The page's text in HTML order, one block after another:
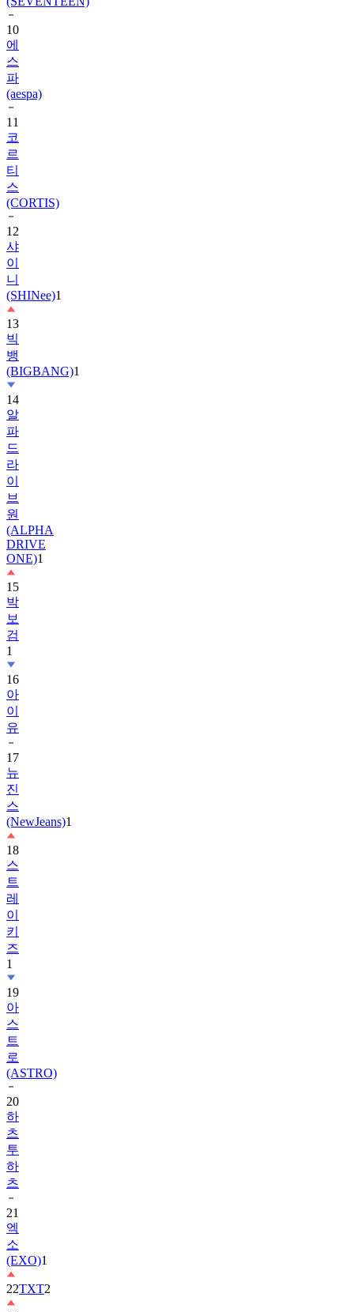
에
스
파
(aespa)
11
코
르
티
스
(CORTIS)
12
샤
이
니
(SHINee)
13
빅
뱅
(BIGBANG)
14
알
파
드
라
이
브
원
(ALPHA
DRIVE
ONE)1
15
박
보
검
1
16
아
이
유
17
뉴
진
스
(NewJeans)
18
스
트
레
이
키
즈
1
19
아
스
트
로
(ASTRO)
20
하
츠
투
하
츠
21
엑
소
(EXO)
22TXT2
23
송